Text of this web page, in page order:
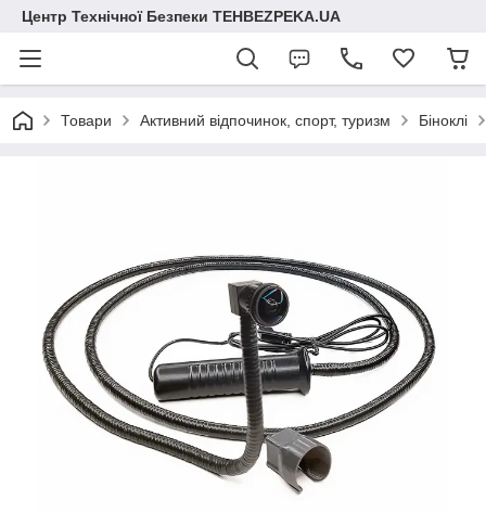
Центр Технічної Безпеки TEHBEZPEKA.UA
Товари Активний відпочинок, спорт, туризм Біноклі